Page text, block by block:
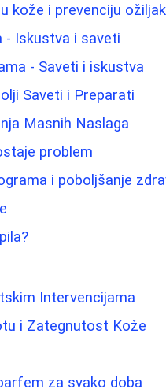
kože i prevenciju
- Iskustva i saveti
- Saveti i iskustva
Saveti i Preparati
Masnih Naslaga
problem
i poboljšanje
Intervencijama
i Zategnutost Kože
za svako doba